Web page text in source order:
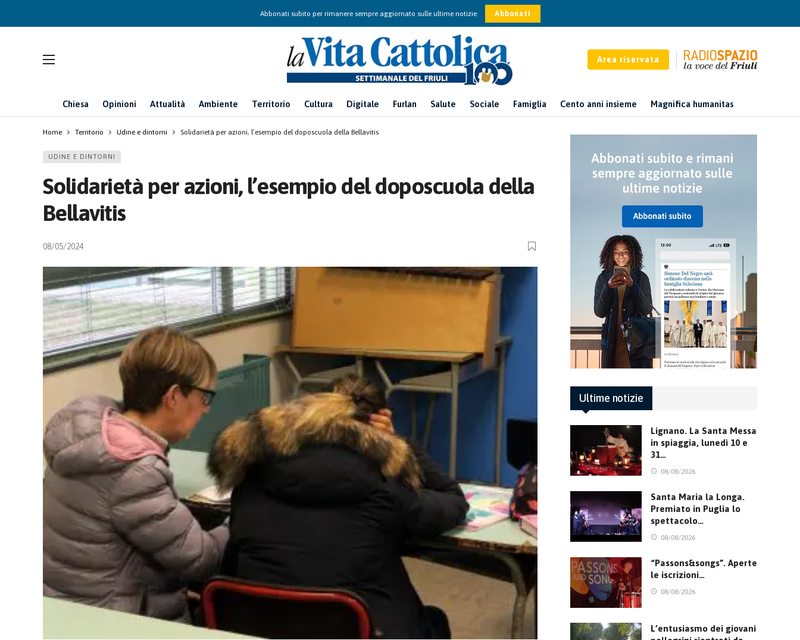
Abbonati subito per rimanere sempre aggiornato sulle ultime notizie Abbonati
Area riservata
Chiesa Opinioni Attualità Ambiente Territorio Cultura Digitale Furlan Salute Sociale Famiglia Cento anni insieme Magnifica humanitas
Home Territorio Udine e dintorni Solidarietà per azioni, l’esempio del doposcuola della Bellavitis
UDINE E DINTORNI
Solidarietà per azioni, l’esempio del doposcuola della
Bellavitis
08/05/2024
Ultime notizie
Lignano. La Santa Messa
in spiaggia, lunedì 10 e
31…
08/08/2026
Santa Maria la Longa.
Premiato in Puglia lo
spettacolo…
08/08/2026
“Passons&songs”. Aperte
le iscrizioni…
08/08/2026
L’entusiasmo dei giovani